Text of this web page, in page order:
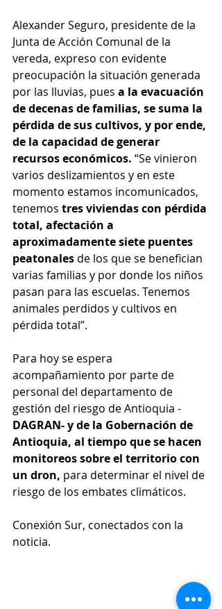
Alexander Seguro, presidente de la
Junta de Acción Comunal de la
vereda, expreso con evidente
preocupación la situación generada
por las lluvias, pues a la evacuación
de decenas de familias, se suma la
pérdida de sus cultivos, y por ende,
de la capacidad de generar
recursos económicos. “Se vinieron
varios deslizamientos y en este
momento estamos incomunicados,
tenemos tres viviendas con pérdida
total, afectación a
aproximadamente siete puentes
peatonales de los que se benefician
varias familias y por donde los niños
pasan para las escuelas. Tenemos
animales perdidos y cultivos en
pérdida total”.
Para hoy se espera
acompañamiento por parte de
personal del departamento de
gestión del riesgo de Antioquia -
DAGRAN- y de la Gobernación de
Antioquia, al tiempo que se hacen
monitoreos sobre el territorio con
un dron, para determinar el nivel de
riesgo de los embates climáticos.
Conexión Sur, conectados con la
noticia.